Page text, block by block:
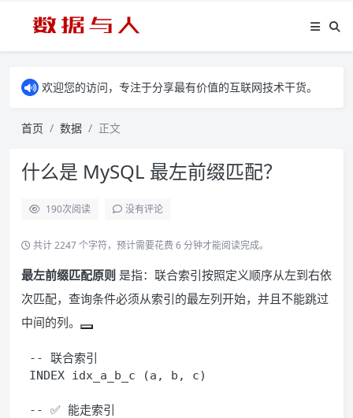
欢迎您的访问，专注于分享最有价值的互联网技术干货。
首页 数据 正文
什么是 MySQL 最左前缀匹配？
190次阅读 没有评论
共计 2247 个字符，预计需要花费 6 分钟才能阅读完成。
最左前缀匹配原则 是指：联合索引按照定义顺序从左到右依
次匹配，查询条件必须从索引的最左列开始，并且不能跳过
中间的列。
-- 联合索引
INDEX idx_a_b_c (a , b , c)
-- ✅ 能走索引